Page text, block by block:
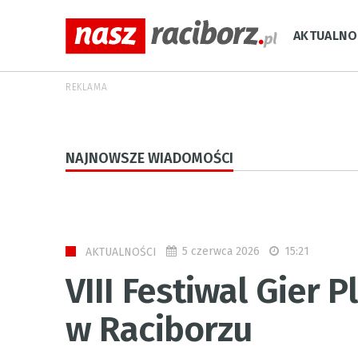
REKLAMA
NAJNOWSZE WIADOMOŚCI
AKTUALNOŚCI 5 czerwca 2026 15:21
VIII Festiwal Gier
w Raciborzu